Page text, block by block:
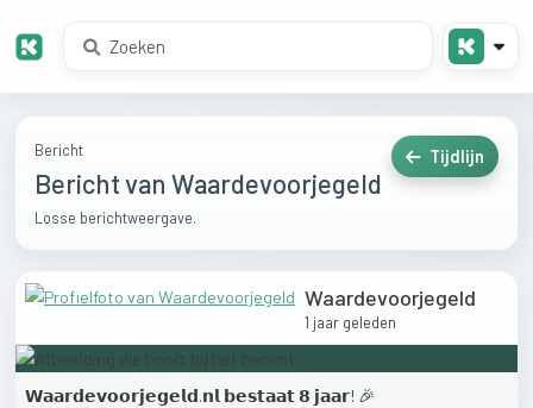
Bericht
Bericht van Waardevoorjegeld
Losse berichtweergave.
Tijdlijn
Waardevoorjegeld
1 jaar geleden
𝗪𝗮𝗮𝗿𝗱𝗲𝘃𝗼𝗼𝗿𝗷𝗲𝗴𝗲𝗹𝗱.𝗻𝗹 𝗯𝗲𝘀𝘁𝗮𝗮𝘁 𝟴 𝗷𝗮𝗮𝗿! 🎉